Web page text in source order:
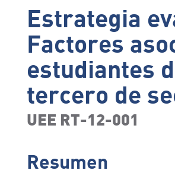
Estrategia
Factores
estudiantes
tercero de
UEE RT-12-001
Resumen